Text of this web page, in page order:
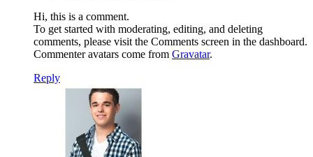
Hi, this is a comment.
To get started with moderating, editing, and deleting
comments, please visit the Comments screen in the dashboard.
Commenter avatars come from Gravatar.
Reply